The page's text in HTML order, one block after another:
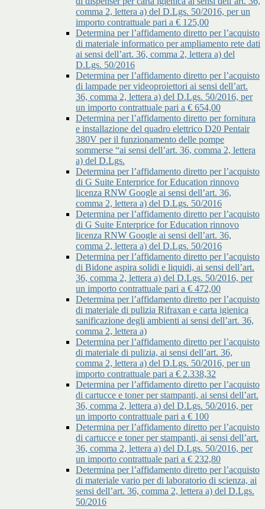
comma 2, lettera a) del D.Lgs. 50/2016, per un
importo contrattuale pari a € 125,00
Determina per l’affidamento diretto per l’acquisto
di materiale informatico per ampliamento rete dati
ai sensi dell’art. 36, comma 2, lettera a) del
D.Lgs. 50/2016
Determina per l’affidamento diretto per l’acquisto
di lampade per videoproiettori ai sensi dell’art.
36, comma 2, lettera a) del D.Lgs. 50/2016, per
un importo contrattuale pari a € 654,00
Determina per l’affidamento diretto per fornitura
e installazione del quadro elettrico D20 Pentair
380V per il funzionamento delle pompe
sommerse “ai sensi dell’art. 36, comma 2, lettera
a) del D.Lgs.
Determina per l’affidamento diretto per l’acquisto
di G Suite Enterprice for Education rinnovo
licenza RNW Google ai sensi dell’art. 36,
comma 2, lettera a) del D.Lgs. 50/2016
Determina per l’affidamento diretto per l’acquisto
di G Suite Enterprice for Education rinnovo
licenza RNW Google ai sensi dell’art. 36,
comma 2, lettera a) del D.Lgs. 50/2016
Determina per l’affidamento diretto per l’acquisto
di Bidone aspira solidi e liquidi, ai sensi dell’art.
36, comma 2, lettera a) del D.Lgs. 50/2016, per
un importo contrattuale pari a € 472,00
Determina per l’affidamento diretto per l’acquisto
di materiale di pulizia Rifraxan e carta igienica
sanificazione degli ambienti ai sensi dell’art. 36,
comma 2, lettera a)
Determina per l’affidamento diretto per l’acquisto
di materiale di pulizia, ai sensi dell’art. 36,
comma 2, lettera a) del D.Lgs. 50/2016, per un
importo contrattuale pari a € 2.338,32
Determina per l’affidamento diretto per l’acquisto
di cartucce e toner per stampanti, ai sensi dell’art.
36, comma 2, lettera a) del D.Lgs. 50/2016, per
un importo contrattuale pari a € 100
Determina per l’affidamento diretto per l’acquisto
di cartucce e toner per stampanti, ai sensi dell’art.
36, comma 2, lettera a) del D.Lgs. 50/2016, per
un importo contrattuale pari a € 232,80
Determina per l’affidamento diretto per l’acquisto
di materiale vario per di laboratorio di scienza, ai
sensi dell’art. 36, comma 2, lettera a) del D.Lgs.
50/2016